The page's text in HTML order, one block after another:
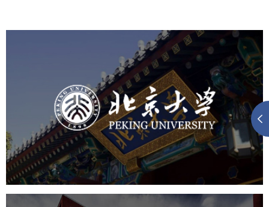
北京大学
培训教育 高校 大学网站建设
高校网站建设
学校网站建设
教育网站建设